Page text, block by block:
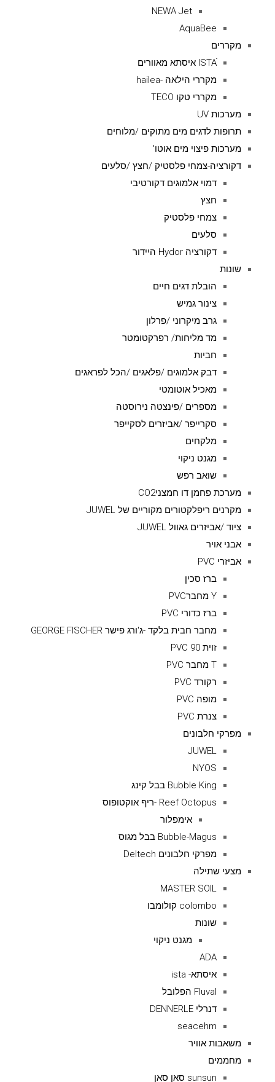
NEWA Jet
AquaBee
מקררים
ISTAׁׂ איסתא מאוורים
מקררי הילאה -hailea
מקררי טקו TECO
מערכות UV
תרופות לדגים מים מתוקים /מלוחים
מערכות פיצוי מים אוטו'
דקורציה-צמחי פלסטיק /חצץ /סלעים
דמוי אלמוגים דקורטיבי
חצץ
צמחי פלסטיק
סלעים
דקורציה Hydor היידור
שונות
הובלת דגים חיים
צינור גמיש
גרב מיקרוני /פרלון
מד מליחות/ רפרקטומטר
חביות
דבק אלמוגים /פלאגים /הכל לפראגים
מאכיל אוטומטי
מספרים /פינצטה נירוסטה
סקרייפר /אביזרים לסקייפר
מלקחים
מגנט ניקוי
שואב רפש
מערכת פחמן דו חמצניCO2
מקרנים ריפלקטורים מקוריים של JUWEL
ציוד /אביזרים גאוול JUWEL
אבני אויר
אביזרי PVC
ברז סכין
Y מחברPVC
ברז כדורי PVC
מחבר חבית בלקד -ג'ורג פישר GEORGE FISCHER
זוית 90 PVC
T מחבר PVC
רקורד PVC
מופה PVC
צנרת PVC
מפרקי חלבונים
JUWEL
NYOS
Bubble King בבל קינג
Reef Octopus -ריף אוקטופוס
אימפלור
Bubble-Magus בבל מגוס
מפרקי חלבונים Deltech
מצעי שתילה
MASTER SOIL
colombo קולומבו
שונות
מגנט ניקוי
ADA
איסתא- ista
Fluval הפלובל
דנרלי DENNERLE
seacehm
משאבות אוויר
מחממים
sunsun סאן סאן